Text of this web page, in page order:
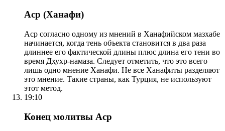
Аср (Ханафи)
Аср согласно одному из мнений в Ханафийском мазхабе
начинается, когда тень объекта становится в два раза
длиннее его фактической длины плюс длина его тени во
время Дхухр-намаза. Следует отметить, что это всего
лишь одно мнение Ханафи. Не все Ханафиты разделяют
это мнение. Такие страны, как Турция, не используют
этот метод.
19:10
Конец молитвы Аср